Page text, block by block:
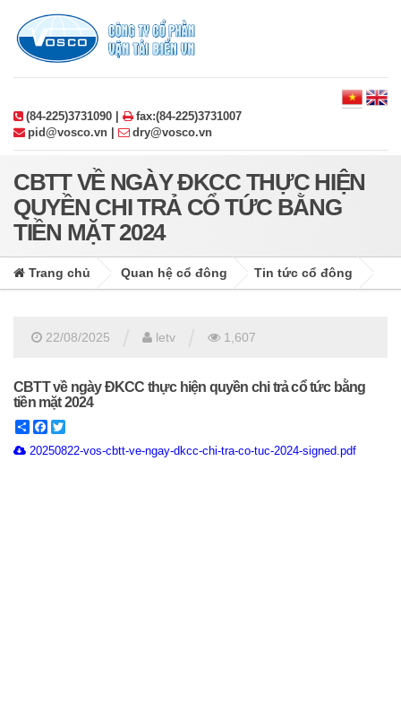
(84-225)3731090 |
fax:(84-225)3731007
pid@vosco.vn |
dry@vosco.vn
CBTT VỀ NGÀY ĐKCC THỰC HIỆN
QUYỀN CHI TRẢ CỔ TỨC BẰNG
TIỀN MẶT 2024
Trang chủ Quan hệ cổ đông Tin tức cổ đông
22/08/2025 letv 1,607
CBTT về ngày ĐKCC thực hiện quyền chi trả cổ tức bằng
tiền mặt 2024
ShareFacebook
20250822-vos-cbtt-ve-ngay-dkcc-chi-tra-co-tuc-2024-signed.pdf